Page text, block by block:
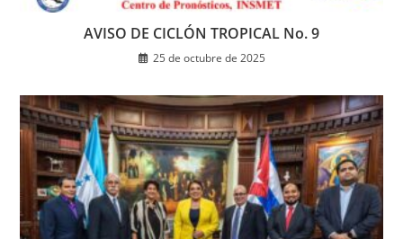
AVISO DE CICLÓN TROPICAL No. 9
25 de octubre de 2025